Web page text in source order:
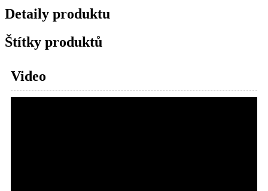
Detaily produktu
Štítky produktů
Video